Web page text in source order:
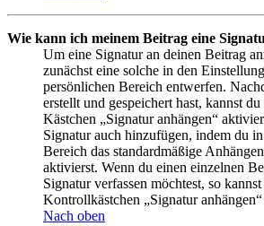
Wie kann ich meinem Beitrag eine
Um eine Signatur an deinen Beitrag
zunächst eine solche in den
persönlichen Bereich entwerfen.
erstellt und gespeichert hast, kannst
Kästchen „Signatur anhängen“
Signatur auch hinzufügen, indem du
Bereich das standardmäßige
aktivierst. Wenn du einen einzelnen
Signatur verfassen möchtest, so
Kontrollkästchen „Signatur
Nach oben